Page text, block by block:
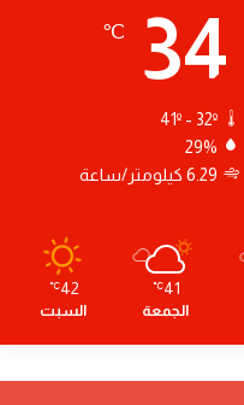
34
℃
29%
6.29 كيلومتر/ساعة
41
℃
الجمعة
42
℃
السبت